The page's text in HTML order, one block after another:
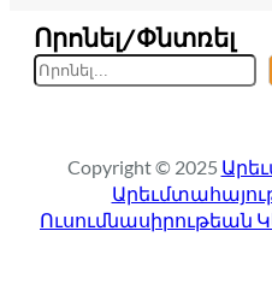
Որոնել/Փնտռել
S
Copyright © 2025
Ուսումնասիրութեան